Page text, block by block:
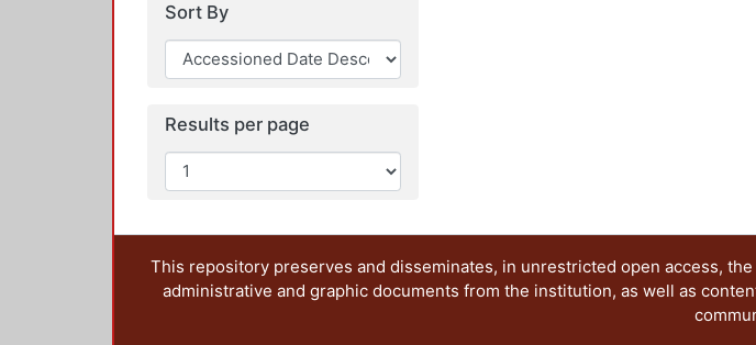
Sort By
Results per page
This repository preserves and disseminates, in unrestricted open access,
administrative and graphic documents from the institution, as well as